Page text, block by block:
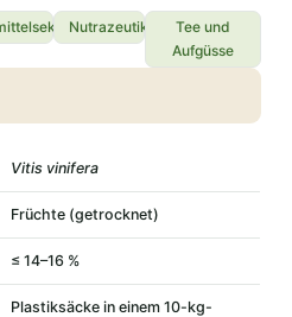
Nutrazeutika
Tee und
Aufgüsse
Vitis vinifera
Früchte (getrocknet)
≤ 14–16 %
Plastiksäcke in einem 10-kg-